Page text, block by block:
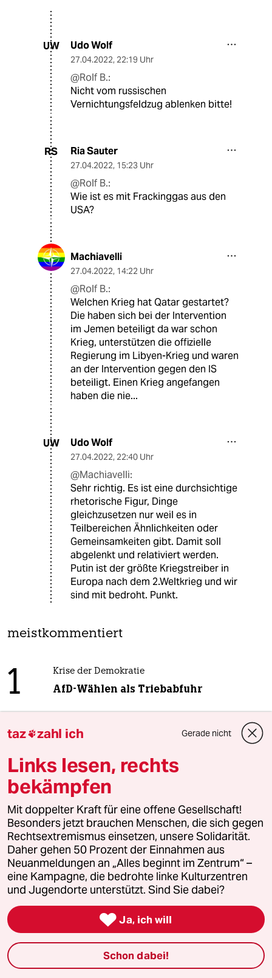
UW Udo Wolf
27.04.2022, 22:19 Uhr
@Rolf B.:
Nicht vom russischen
Vernichtungsfeldzug ablenken bitte!
RS Ria Sauter
27.04.2022, 15:23 Uhr
@Rolf B.:
Wie ist es mit Frackinggas aus den
USA?
Machiavelli
27.04.2022, 14:22 Uhr
@Rolf B.:
Welchen Krieg hat Qatar gestartet?
Die haben sich bei der Intervention
im Jemen beteiligt da war schon
Krieg, unterstützen die offizielle
Regierung im Libyen-Krieg und waren
an der Intervention gegen den IS
beteiligt. Einen Krieg angefangen
haben die nie...
UW Udo Wolf
27.04.2022, 22:40 Uhr
@Machiavelli:
Sehr richtig. Es ist eine durchsichtige
rhetorische Figur, Dinge
gleichzusetzen nur weil es in
Teilbereichen Ähnlichkeiten oder
Gemeinsamkeiten gibt. Damit soll
abgelenkt und relativiert werden.
Putin ist der größte Kriegstreiber in
Europa nach dem 2.Weltkrieg und wir
sind mit bedroht. Punkt.
meistkommentiert
1 Krise der Demokratie
AfD-Wählen als Triebabfuhr
2 Streit um Rente mit 63
Passgenauer Populismus
3 Drohnenvorfall am Leipziger Flughafen
Das Zeitalter der elektronischen
Kriegsführung
4 Die Wahrheit
5 Über die geschlechtergerechte Stadt
„Die Stadt ist gemacht für den weißen
taz zahl ich Gerade nicht
Links lesen, rechts
bekämpfen
Mit doppelter Kraft für eine offene Gesellschaft!
Besonders jetzt brauchen Menschen, die sich gegen
Rechtsextremismus einsetzen, unsere Solidarität.
Daher gehen 50 Prozent der Einnahmen aus
Neuanmeldungen an „Alles beginnt im Zentrum“ –
eine Kampagne, die bedrohte linke Kulturzentren
und Jugendorte unterstützt. Sind Sie dabei?
 Ja, ich will
Schon dabei!